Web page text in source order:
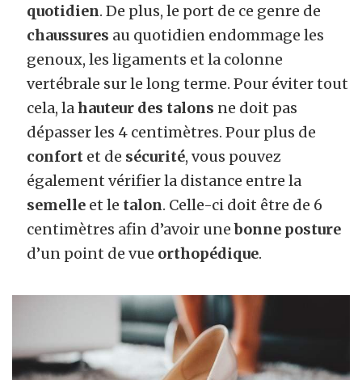
quotidien. De plus, le port de ce genre de
chaussures au quotidien endommage les
genoux, les ligaments et la colonne
vertébrale sur le long terme. Pour éviter tout
cela, lahauteur des talons ne doit pas
dépasser les 4 centimètres. Pour plus de
confort et de sécurité, vous pouvez
également vérifier la distance entre la
semelle et le talon. Celle-ci doit être de 6
centimètres afin d’avoir unebonne posture
d’un point de vue orthopédique.